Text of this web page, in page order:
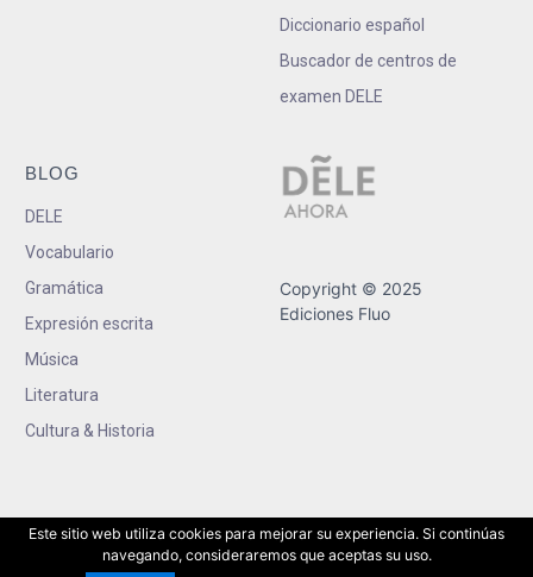
Diccionario español
Buscador de centros de
examen DELE
BLOG
DELE
Vocabulario
Gramática
Expresión escrita
Música
Literatura
Cultura & Historia
Copyright © 2025
Ediciones Fluo
Este sitio web utiliza cookies para mejorar su experiencia. Si continúas
navegando, consideraremos que aceptas su uso.